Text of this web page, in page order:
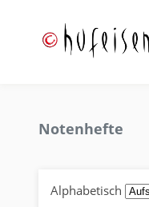
Notenhefte
Alphabetisch